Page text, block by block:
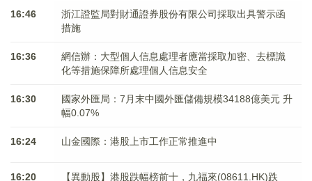
16:46
浙江證監局對財通證券股份有限公司採取出具警示函
措施
16:36
網信辦：大型個人信息處理者應當採取加密、去標識
化等措施保障所處理個人信息安全
16:30
國家外匯局：7月末中國外匯儲備規模34188億美元 升
幅0.07%
16:24 山金國際：港股上市工作正常推進中
16:20
【異動股】港股跌幅榜前十，九福來(08611.HK)跌